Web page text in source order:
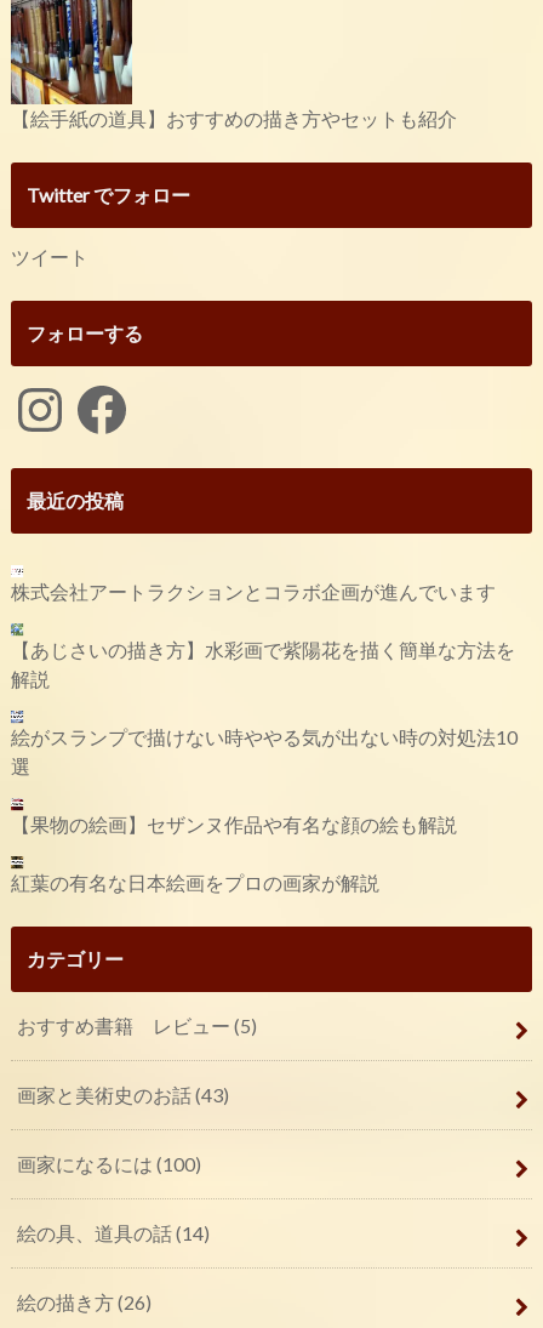
【絵手紙の道具】おすすめの描き方やセットも紹介
Twitter でフォロー
ツイート
フォローする
InstagramFacebook
最近の投稿
株式会社アートラクションとコラボ企画が進んでいます
【あじさいの描き方】水彩画で紫陽花を描く簡単な方法を
解説
絵がスランプで描けない時ややる気が出ない時の対処法10
選
【果物の絵画】セザンヌ作品や有名な顔の絵も解説
紅葉の有名な日本絵画をプロの画家が解説
カテゴリー
おすすめ書籍 レビュー (5)
画家と美術史のお話(43)
画家になるには (100)
絵の具、道具の話(14)
絵の描き方(26)